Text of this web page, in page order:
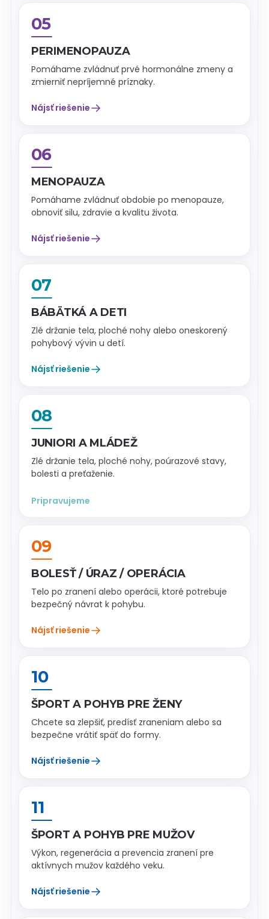
05
PERIMENOPAUZA
Pomáhame zvládnuť prvé hormonálne zmeny a
zmierniť nepríjemné príznaky.
Nájsť riešenie→
06
MENOPAUZA
Pomáhame zvládnuť obdobie po menopauze,
obnoviť silu, zdravie a kvalitu života.
Nájsť riešenie→
07
BÁBÄTKÁ A DETI
Zlé držanie tela, ploché nohy alebo oneskorený
pohybový vývin u detí.
Nájsť riešenie→
08
JUNIORI A MLÁDEŽ
Zlé držanie tela, ploché nohy, poúrazové stavy,
bolesti a preťaženie.
Pripravujeme
09
BOLESŤ / ÚRAZ / OPERÁCIA
Telo po zranení alebo operácii, ktoré potrebuje
bezpečný návrat k pohybu.
Nájsť riešenie→
10
ŠPORT A POHYB PRE ŽENY
Chcete sa zlepšiť, predísť zraneniam alebo sa
bezpečne vrátiť späť do formy.
Nájsť riešenie→
11
ŠPORT A POHYB PRE MUŽOV
Výkon, regenerácia a prevencia zranení pre
aktívnych mužov každého veku.
Nájsť riešenie→